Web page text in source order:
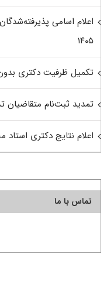
اعلام اسامی
۱۴۰۵
تکمیل ظرفیت دکتری بدون
تمدید ثبت‌نام متقاضیان
اعلام نتایج دکتری استاد
تماس با ما